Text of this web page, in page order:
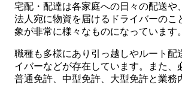
宅配・配達は各家庭への日々の配送や
法人宛に物資を届けるドライバーのこ
象が非常に様々なものになっています。
職種も多様にあり引っ越しやルート配
イバーなどが存在しています。また、
普通免許、中型免許、大型免許と業務